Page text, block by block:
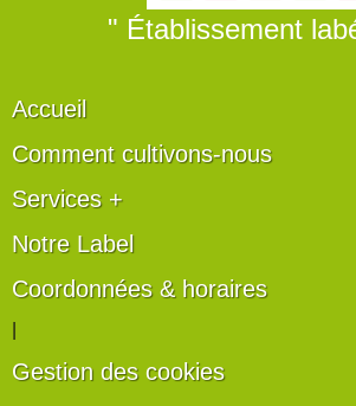
" Établissement
Accueil
Comment cultivons-nous
Services +
Notre Label
Coordonnées & horaires
Gestion des cookies